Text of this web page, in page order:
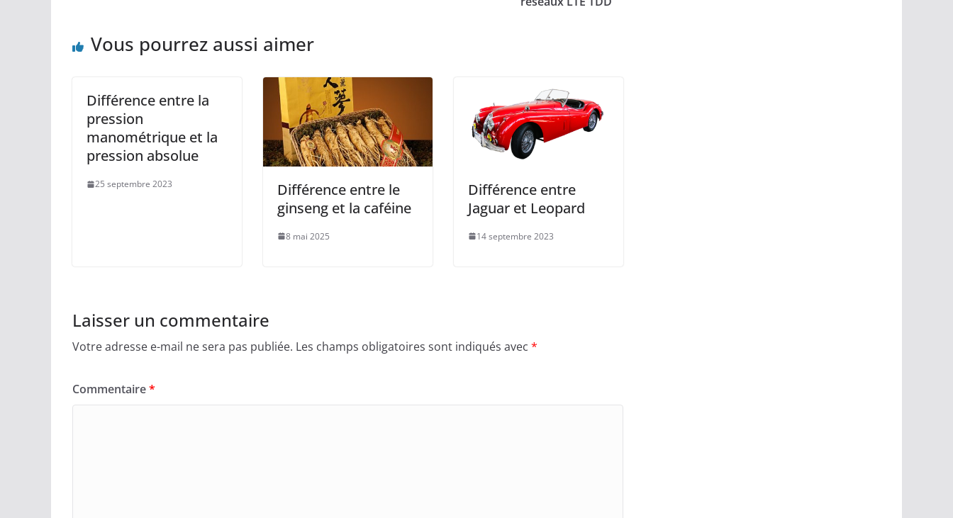
Vous pourrez aussi aimer
Différence entre la
pression
manométrique et la
pression absolue
25 septembre 2023
Différence entre le
ginseng et la caféine
8 mai 2025
Différence entre
Jaguar et Leopard
14 septembre 2023
Laisser un commentaire
Votre adresse e-mail ne sera pas publiée. Les champs obligatoires sont indiqués avec *
Commentaire*